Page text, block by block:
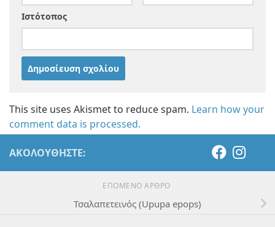
Ιστότοπος
This site uses Akismet to reduce spam. Learn how your
comment data is processed.
ΑΚΟΛΟΥΘΉΣΤΕ:
ΕΠΌΜΕΝΟ ΆΡΘΡΟ
Τσαλαπετεινός (Upupa epops)